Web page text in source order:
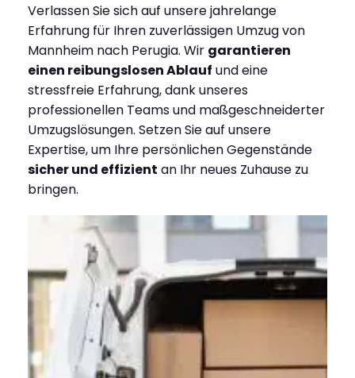
Verlassen Sie sich auf unsere jahrelange
Erfahrung für Ihren zuverlässigen Umzug von
Mannheim nach Perugia. Wir garantieren
einen reibungslosen Ablauf und eine
stressfreie Erfahrung, dank unseres
professionellen Teams und maßgeschneiderter
Umzugslösungen. Setzen Sie auf unsere
Expertise, um Ihre persönlichen Gegenstände
sicher und effizient an Ihr neues Zuhause zu
bringen.